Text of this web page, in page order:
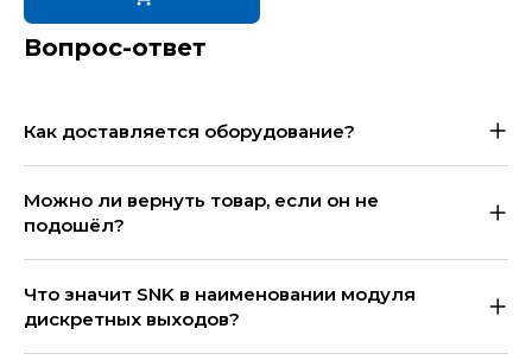
Вопрос-ответ
Как доставляется оборудование?
Можно ли вернуть товар, если он не
подошёл?
Что значит SNK в наименовании модуля
дискретных выходов?